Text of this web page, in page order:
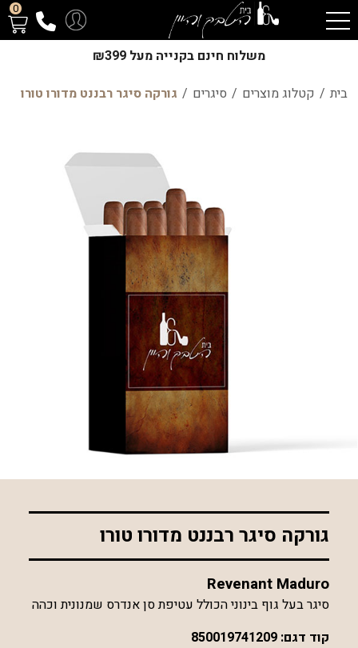
0
משלוח חינם בקנייה מעל ₪399
בית / קטלוג מוצרים / סיגרים / גורקה סיגר רבננט מדורו טורו
גורקה סיגר רבננט מדורו טורו
Revenant Maduro
סיגר בעל גוף בינוני הכולל עטיפת סן אנדרס שמנונית וכהה
קוד דגם: 850019741209